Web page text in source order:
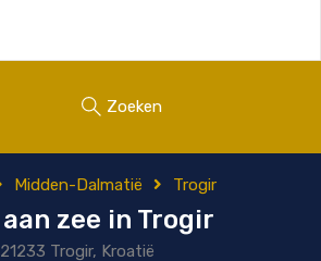
Zoeken
Midden-Dalmatië Trogir
zee in Trogir
21233 Trogir, Kroatië